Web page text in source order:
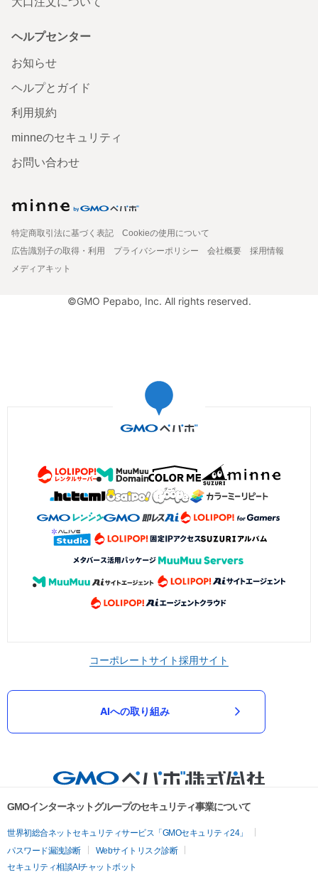
ヘルプセンター
お知らせ
ヘルプとガイド
利用規約
minneのセキュリティ
お問い合わせ
特定商取引法に基づく表記
Cookieの使用について
広告識別子の取得・利用
プライバシーポリシー 会社概要
採用情報
メディアキット
©GMO Pepabo, Inc. All rights reserved.
コーポレートサイト採用サイト
AIへの取り組み
GMOインターネットグループのセキュリティ事業について
世界初総合ネットセキュリティサービス「GMOセキュリティ24」
パスワード漏洩診断
Webサイトリスク診断
セキュリティ相談AIチャットボット